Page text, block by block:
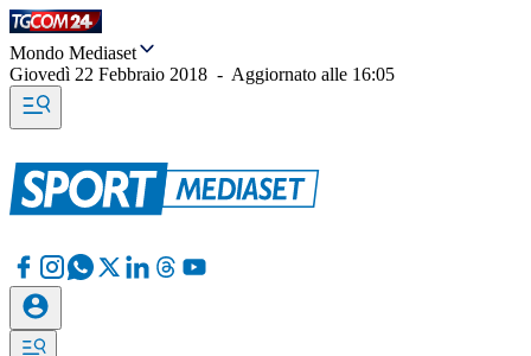
Mondo Mediaset
Giovedì 22 Febbraio 2018 - Aggiornato alle 16:05